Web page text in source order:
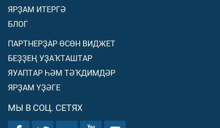
ЯРҘАМ ИТЕРГӘ
БЛОГ
ПАРТНЕРҘАР ӨСӨН ВИДЖЕТ
БЕҘҘЕҢ УҘАҠТАШТАР
ЯУАПТАР ҺӘМ ТӘҠДИМДӘР
ЯРҘАМ ҮҘӘГЕ
МЫ В СОЦ. СЕТЯХ